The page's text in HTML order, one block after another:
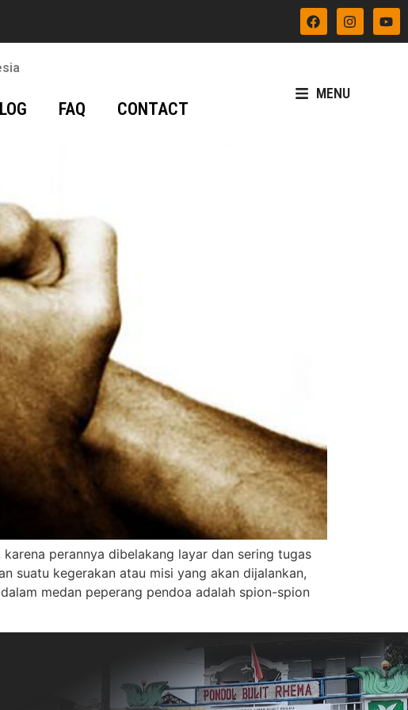
FAQ CONTACT
MENU
perannya dibelakang layar dan sering tugas
suatu kegerakan atau misi yang akan dijalankan,
medan peperang pendoa adalah spion-spion